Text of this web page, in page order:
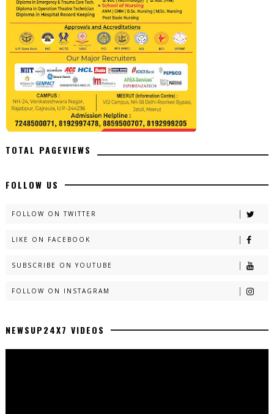
TOTAL PAGEVIEWS
FOLLOW US
FOLLOW ON TWITTER
LIKE ON FACEBOOK
SUBSCRIBE ON YOUTUBE
FOLLOW ON INSTAGRAM
NEWSUP24X7 VIDEOS